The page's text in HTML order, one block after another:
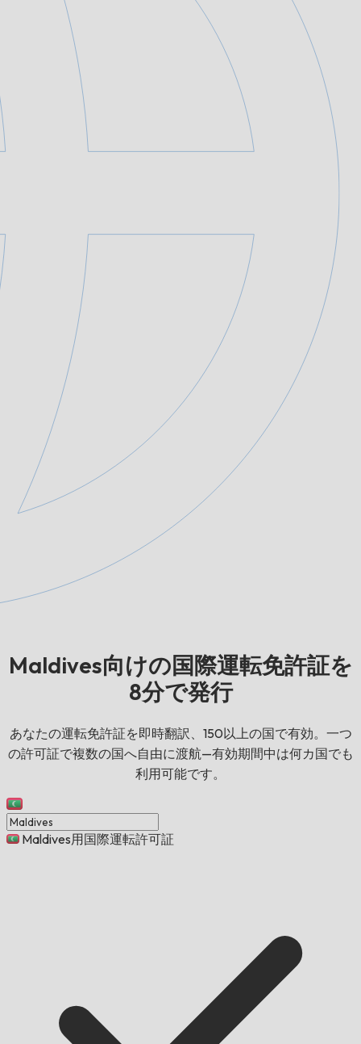
Maldives向けの国際運転免許証を
8分で発行
あなたの運転免許証を即時翻訳、150以上の国で有効。一つ
の許可証で複数の国へ自由に渡航—有効期間中は何カ国でも
利用可能です。
Maldives用国際運転許可証